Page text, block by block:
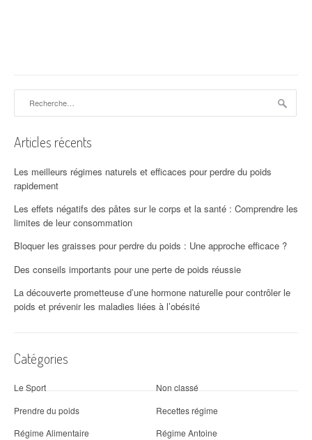
Articles récents
Les meilleurs régimes naturels et efficaces pour perdre du poids
rapidement
Les effets négatifs des pâtes sur le corps et la santé : Comprendre les
limites de leur consommation
Bloquer les graisses pour perdre du poids : Une approche efficace ?
Des conseils importants pour une perte de poids réussie
La découverte prometteuse d’une hormone naturelle pour contrôler le
poids et prévenir les maladies liées à l’obésité
Catégories
Le Sport
Non classé
Prendre du poids
Recettes régime
Régime Alimentaire
Régime Antoine